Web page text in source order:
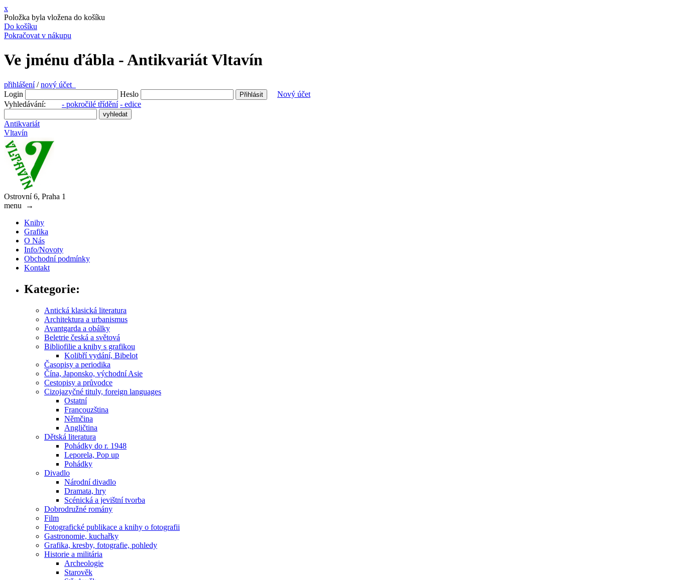
x
Položka byla vložena do košíku
Do košíku
Pokračovat v nákupu
Ve jménu ďábla - Antikvariát Vltavín
přihlášení/nový účet
Login
Heslo
Nový účet
Vyhledávání: - pokročilé třídění - edice
Antikvariát
Vltavín
Ostrovní 6, Praha 1
menu
→
Knihy
Grafika
O Nás
Info/Novoty
Obchodní podmínky
Kontakt
Kategorie:
Antická klasická literatura
Architektura a urbanismus
Avantgarda a obálky
Beletrie česká a světová
Bibliofilie a knihy s grafikou
Kolibří vydání, Bibelot
Časopisy a periodika
Čína, Japonsko, východní Asie
Cestopisy a průvodce
Cizojazyčné tituly, foreign languages
Ostatní
Francouzština
Němčina
Angličtina
Dětská literatura
Pohádky do r. 1948
Leporela, Pop up
Pohádky
Divadlo
Národní divadlo
Dramata, hry
Scénická a jevištní tvorba
Dobrodružné romány
Film
Fotografické publikace a knihy o fotografii
Gastronomie, kuchařky
Grafika, kresby, fotografie, pohledy
Historie a militária
Archeologie
Starověk